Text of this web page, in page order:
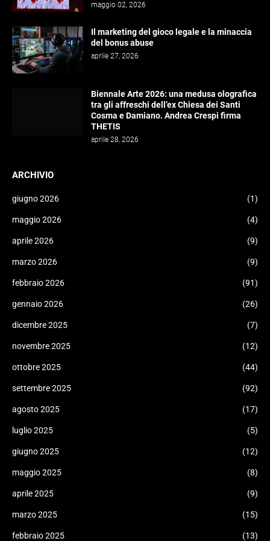
maggio 02, 2026
Il marketing del gioco legale e la minaccia
del bonus abuse
aprile 27, 2026
Biennale Arte 2026: una medusa olografica
tra gli affreschi dell’ex Chiesa dei Santi
Cosma e Damiano. Andrea Crespi firma
THETIS
aprile 28, 2026
ARCHIVIO
giugno 2026 (1)
maggio 2026 (4)
aprile 2026 (9)
marzo 2026 (9)
febbraio 2026 (91)
gennaio 2026 (26)
dicembre 2025 (7)
novembre 2025 (12)
ottobre 2025 (44)
settembre 2025 (92)
agosto 2025 (17)
luglio 2025 (5)
giugno 2025 (12)
maggio 2025 (8)
aprile 2025 (9)
marzo 2025 (15)
febbraio 2025 (13)